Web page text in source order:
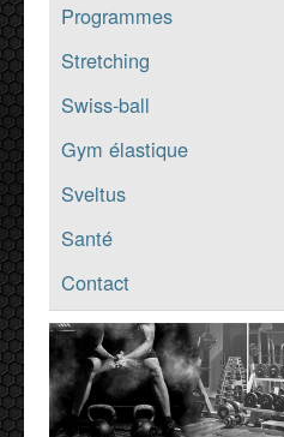
Programmes
Stretching
Swiss-ball
Gym élastique
Sveltus
Santé
Contact